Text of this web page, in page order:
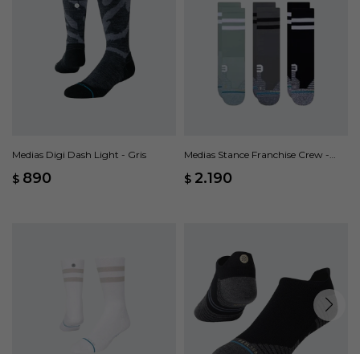
Medias Digi Dash Light - Gris
$ 890
Medias Stance Franchise Crew -
$ 2.190